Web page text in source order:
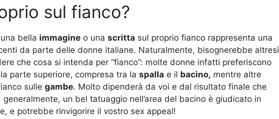
sul fianco?
bella immagine o una scritta sul proprio fianco rappresenta una
da parte delle donne italiane. Naturalmente, bisognerebbe altresì
che cosa si intenda per “fianco”: molte donne infatti preferiscono
parte superiore, compresa tra la spalla e il bacino, mentre altre
sulle gambe. Molto dipenderà da voi e dal risultato finale che
un bel tatuaggio nell’area del bacino è giudicato in
e potrebbe rinvigorire il vostro sex appeal!